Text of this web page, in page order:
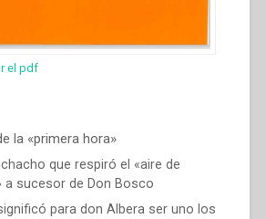
el pdf
la «primera hora»
que respiró el «aire de
a sucesor de Don Bosco
para don Albera ser uno los